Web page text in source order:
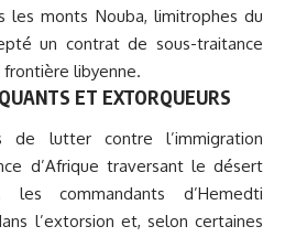
les monts Nouba, limitrophes du
un contrat de sous-traitance
libyenne.
ET EXTORQUEURS
de lutter contre l’immigration
d’Afrique traversant le désert
commandants d’Hemedti
l’extorsion et, selon certaines